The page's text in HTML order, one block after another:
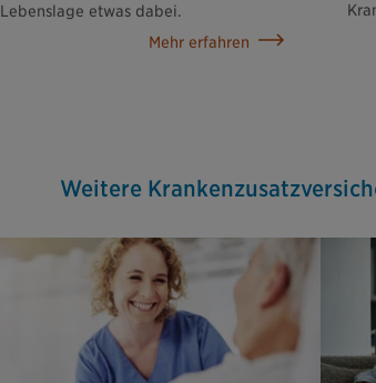
Lebenslage etwas dabei.
Mehr erfahren
Weitere